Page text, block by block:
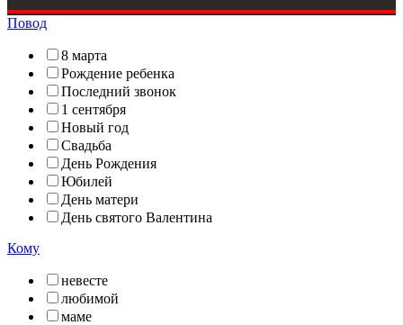
Повод
8 марта
Рождение ребенка
Последний звонок
1 сентября
Новый год
Свадьба
День Рождения
Юбилей
День матери
День святого Валентина
Кому
невесте
любимой
маме